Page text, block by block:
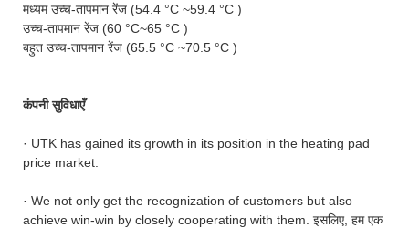
मध्यम उच्च-तापमान रेंज (54.4 °C ~59.4 °C )
उच्च-तापमान रेंज (60 °C~65 °C )
बहुत उच्च-तापमान रेंज (65.5 °C ~70.5 °C )
कंपनी सुविधाएँ
· UTK has gained its growth in its position in the heating pad
price market.
· We not only get the recognization of customers but also
achieve win-win by closely cooperating with them. इसलिए, हम एक